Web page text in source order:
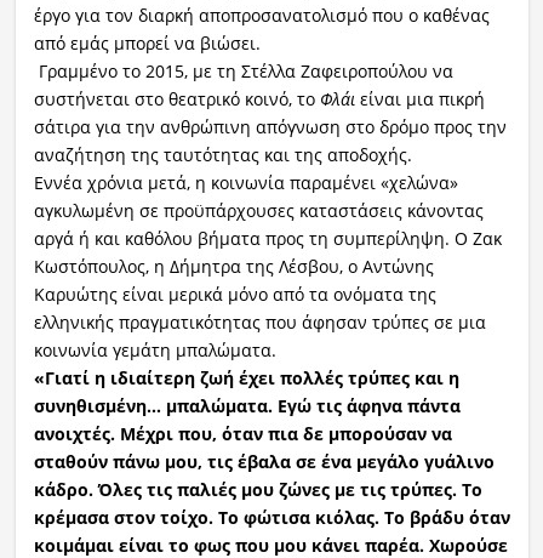
έργο για τον διαρκή αποπροσανατολισμό που ο καθένας
από εμάς μπορεί να βιώσει.
Γραμμένο το 2015, με τη Στέλλα Ζαφειροπούλου να
συστήνεται στο θεατρικό κοινό, το Φλάι είναι μια πικρή
σάτιρα για την ανθρώπινη απόγνωση στο δρόμο προς την
αναζήτηση της ταυτότητας και της αποδοχής.
Εννέα χρόνια μετά, η κοινωνία παραμένει «χελώνα»
αγκυλωμένη σε προϋπάρχουσες καταστάσεις κάνοντας
αργά ή και καθόλου βήματα προς τη συμπερίληψη. Ο Ζακ
Κωστόπουλος, η Δήμητρα της Λέσβου, ο Αντώνης
Καρυώτης είναι μερικά μόνο από τα ονόματα της
ελληνικής πραγματικότητας που άφησαν τρύπες σε μια
κοινωνία γεμάτη μπαλώματα.
«Γιατί η ιδιαίτερη ζωή έχει πολλές τρύπες και η
συνηθισμένη… μπαλώματα. Εγώ τις άφηνα πάντα
ανοιχτές. Μέχρι που, όταν πια δε μπορούσαν να
σταθούν πάνω μου, τις έβαλα σε ένα μεγάλο γυάλινο
κάδρο. Όλες τις παλιές μου ζώνες με τις τρύπες. Το
κρέμασα στον τοίχο. Το φώτισα κιόλας. Το βράδυ όταν
κοιμάμαι είναι το φως που μου κάνει παρέα. Χωρούσε